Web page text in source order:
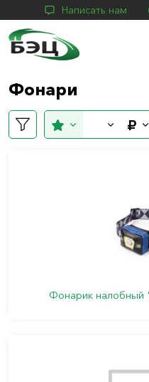
Написать нам
Фонари
Фонарик налобный